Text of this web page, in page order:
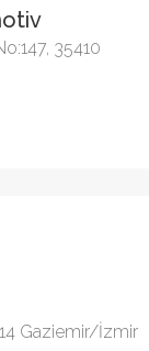
35410
Gaziemir/İzmir